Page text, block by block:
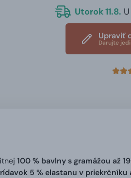
Utorok 11.8.
Upraviť
Darujte
100 % bavlny s gramážou až
5 % elastanu v